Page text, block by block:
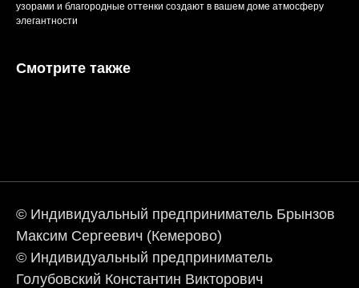
узорами и благородные оттенки создают в вашем доме атмосферу
элегантности
Смотрите также
© Индивидуальный предприниматель Брынзов
Максим Сергеевич (Кемерово)
© Индивидуальный предприниматель
Голубовский Константин Викторович